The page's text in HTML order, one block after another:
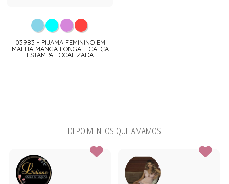
03983 - PIJAMA FEMININO EM
MALHA MANGA LONGA E CALÇA
ESTAMPA LOCALIZADA
DEPOIMENTOS QUE AMAMOS